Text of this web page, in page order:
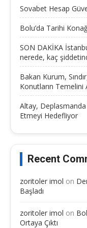
Sovabet Hesap
Bolu’da Tarihi
SON DAKİKA
nerede, kaç
Bakan Kurum,
Konutların Temelini
Altay,
Etmeyi Hedefliyor
Recent
zoritoler imol on
Başladı
zoritoler imol on
Ortaya Çıktı